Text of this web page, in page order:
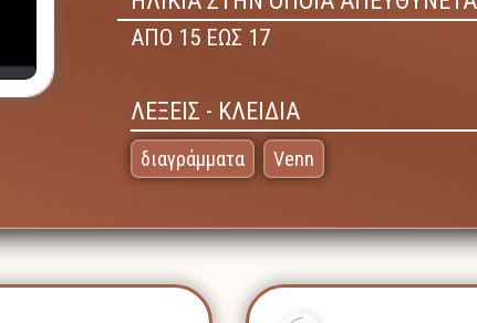
ΑΠΟ 15 ΕΩΣ 17
ΛΕΞΕΙΣ - ΚΛΕΙΔΙΑ
διαγράμματα Venn